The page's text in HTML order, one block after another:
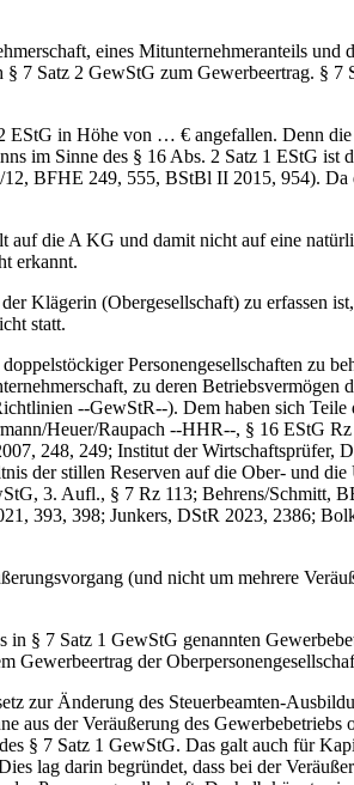
eines Mitunternehmeranteils und
7 Satz 2 GewStG zum Gewerbeertrag. §
in Höhe von … € angefallen. Denn
im Sinne des § 16 Abs. 2 Satz 1 EStG ist
BFHE 249, 555, BStBl II 2015, 954). Da
die A KG und damit nicht auf eine
erkannt.
(Obergesellschaft) zu erfassen
statt.
Personengesellschaften zu
zu deren Betriebsvermögen
‑‑GewStR‑‑). Dem haben sich
Heuer/Raupach ‑‑HHR‑‑, § 16 EStG
248, 249; Institut der Wirtschaftsprüfer,
der stillen Reserven auf die Ober- und
3. Aufl., § 7 Rz 113; Behrens/Schmitt,
393, 398; Junkers, DStR 2023, 2386;
(und nicht um mehrere
7 Satz 1 GewStG genannten
Gewerbeertrag der
Änderung des Steuerbeamten-
aus der Veräußerung des Gewerbebetriebs
§ 7 Satz 1 GewStG. Das galt auch für
lag darin begründet, dass bei der